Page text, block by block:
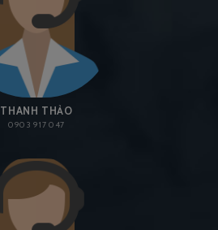
THANH THẢO
0903 917 047